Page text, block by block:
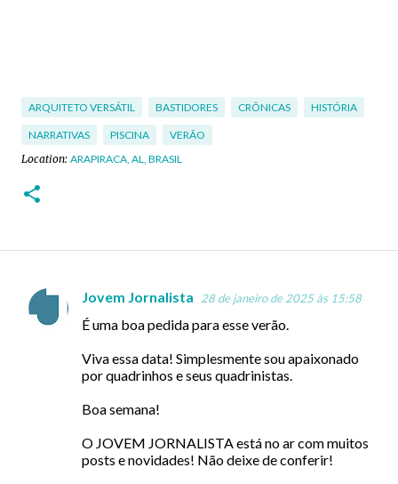
ARQUITETO VERSÁTIL BASTIDORES CRÔNICAS HISTÓRIA
NARRATIVAS PISCINA
VERÃO
Location: ARAPIRACA, AL, BRASIL
C
Jovem Jornalista 28 de janeiro de 2025 às 15:58
É uma boa pedida para esse verão.
Viva essa data! Simplesmente sou apaixonado
por quadrinhos e seus quadrinistas.
Boa semana!
O JOVEM JORNALISTA está no ar com muitos
posts e novidades! Não deixe de conferir!